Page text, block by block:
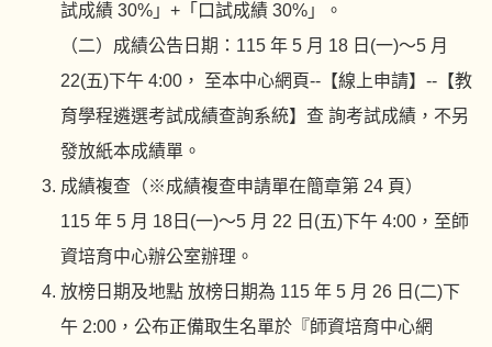
試成績 30%」+「口試成績 30%」。
（二）成績公告日期：115 年 5 月 18 日(一)～5 月
22(五)下午 4:00， 至本中心網頁--【線上申請】--【教
育學程遴選考試成績查詢系統】查 詢考試成績，不另
發放紙本成績單。
成績複查（※成績複查申請單在簡章第 24 頁）
115 年 5 月 18日(一)～5 月 22 日(五)下午 4:00，至師
資培育中心辦公室辦理。
放榜日期及地點 放榜日期為 115 年 5 月 26 日(二)下
午 2:00，公布正備取生名單於『師資培育中心網